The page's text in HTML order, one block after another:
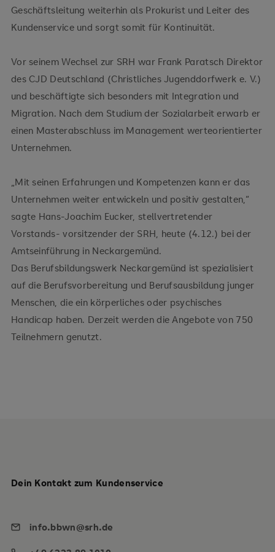
Geschäftsleitung weiterhin als Prokurist und Leiter des
Kundenservice und sorgt somit für Kontinuität.
Vor seinem Wechsel zur SRH war Frank Paratsch Direktor
des CJD Deutschland (Christliches Jugenddorfwerk e. V.)
und beschäftigte sich besonders mit Integration und
Migration. Nach dem Studium der Sozialarbeit erwarb er
einen Masterabschluss im Management werteorientierter
Unternehmen.
„Mit seinen Erfahrungen und Kompetenzen kann er das
Unternehmen weiter entwickeln und positiv gestalten,“
sagte Hans-Joachim Eucker, stellvertretender
Vorstands- vorsitzender der SRH, heute (4.12.) bei der
Amtseinführung in Neckargemünd.
Das Berufsbildungswerk Neckargemünd ist spezialisiert
auf die Berufsvorbereitung und Berufsausbildung junger
Menschen, die ein körperliches oder psychisches
Handicap haben. Derzeit werden die Angebote von 750
Teilnehmern genutzt.
Dein Kontakt zum Kundenservice
info.bbwn@srh.de